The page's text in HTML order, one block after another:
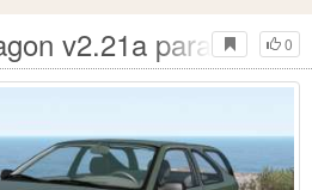
0
v2.21a para